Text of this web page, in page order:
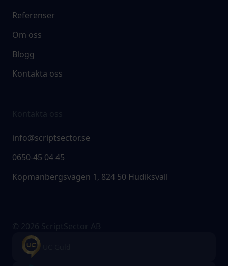
Referenser
Om oss
Blogg
Kontakta oss
info@scriptsector.se
0650-45 04 45
Köpmanbergsvägen 1, 824 50 Hudiksvall